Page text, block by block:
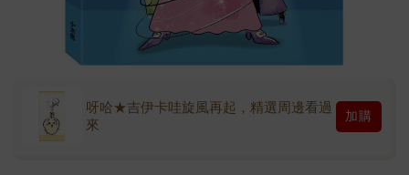
呀哈★吉伊卡哇旋風再起，精選周邊看過
來
加購